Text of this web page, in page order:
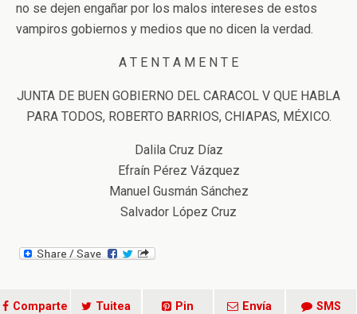
no se dejen engañar por los malos intereses de estos
vampiros gobiernos y medios que no dicen la verdad.
A T E N T A M E N T E
JUNTA DE BUEN GOBIERNO DEL CARACOL V QUE HABLA
PARA TODOS, ROBERTO BARRIOS, CHIAPAS, MÉXICO.
Dalila Cruz Díaz
Efraín Pérez Vázquez
Manuel Gusmán Sánchez
Salvador López Cruz
Comparte Tuitea Pin Envía SMS